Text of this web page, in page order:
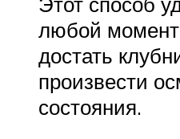
любой
достать
произвести
состояния.